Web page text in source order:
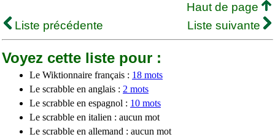
Haut de page
Liste précédente
Liste suivante
Voyez cette liste pour :
Le Wiktionnaire français : 18 mots
Le scrabble en anglais : 2 mots
Le scrabble en espagnol : 10 mots
Le scrabble en italien : aucun mot
Le scrabble en allemand : aucun mot